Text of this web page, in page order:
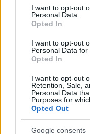
consent section.
I want to opt-out
Personal Data.
Opted In
I want to opt-out
Personal Data for
Opted In
I want to opt-out
Retention, Sale,
Personal Data
Purposes for
Opted Out
Google consents
fenntarthatatlan,
költségei lesznek.